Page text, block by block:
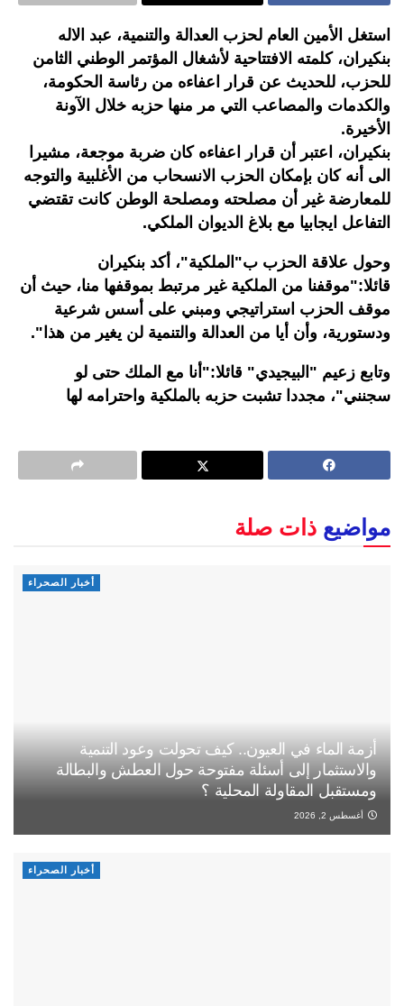
استغل الأمين العام لحزب العدالة والتنمية، عبد الاله
بنكيران، كلمته الافتتاحية لأشغال المؤتمر الوطني الثامن
للحزب، للحديث عن قرار اعفاءه من رئاسة الحكومة،
والكدمات والمصاعب التي مر منها حزبه خلال الآونة
الأخيرة.
بنكيران، اعتبر أن قرار اعفاءه كان ضربة موجعة، مشيرا
الى أنه كان بإمكان الحزب الانسحاب من الأغلبية والتوجه
للمعارضة غير أن مصلحته ومصلحة الوطن كانت تقتضي
التفاعل ايجابيا مع بلاغ الديوان الملكي.
وحول علاقة الحزب ب"الملكية"، أكد بنكيران
قائلا:"موقفنا من الملكية غير مرتبط بموقفها منا، حيث أن
موقف الحزب استراتيجي ومبني على أسس شرعية
ودستورية، وأن أيا من العدالة والتنمية لن يغير من هذا".
وتابع زعيم "البيجيدي" قائلا:"أنا مع الملك حتى لو
سجنني"، مجددا تشبت حزبه بالملكية واحترامه لها
مواضيع ذات صلة
أخبار الصحراء
أزمة الماء في العيون.. كيف تحولت وعود التنمية
والاستثمار إلى أسئلة مفتوحة حول العطش والبطالة
ومستقبل المقاولة المحلية ؟
أغسطس 2, 2026
أخبار الصحراء